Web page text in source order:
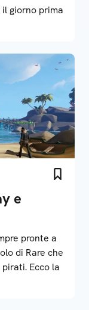
giorno prima
e
pronte a
di Rare che
Ecco la